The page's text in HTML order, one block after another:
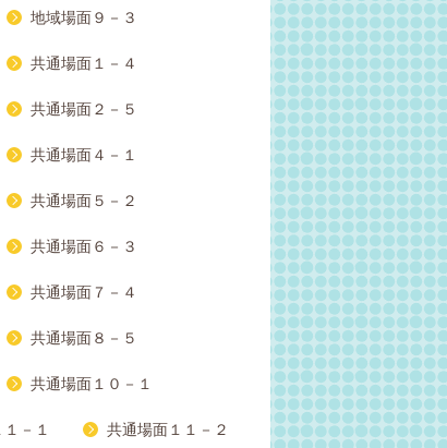
地域場面９－３
共通場面１－４
共通場面２－５
共通場面４－１
共通場面５－２
共通場面６－３
共通場面７－４
共通場面８－５
共通場面１０－１
－１ 共通場面１１－２